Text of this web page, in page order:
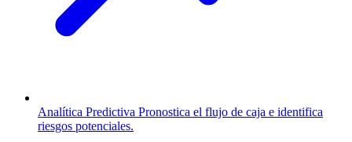
Analítica Predictiva Pronostica el flujo de caja e identifica
riesgos potenciales.